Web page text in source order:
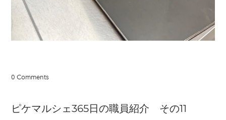
0 Comments
ピケマルシェ365日の職員紹介 その11